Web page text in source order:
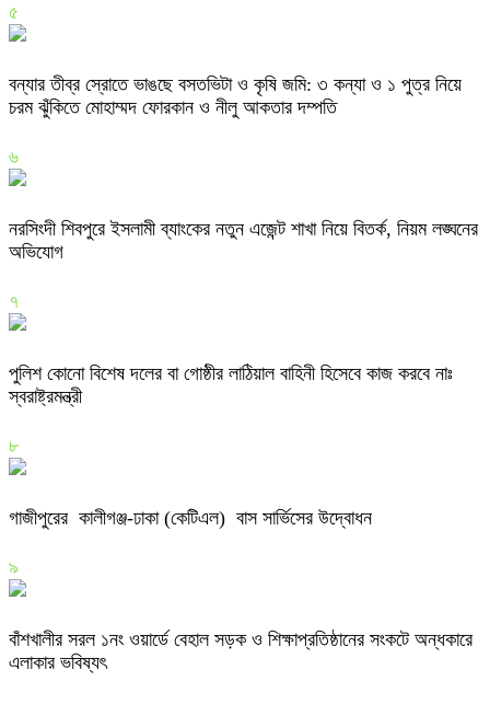
৫
বন্যার তীব্র স্রোতে ভাঙছে বসতভিটা ও কৃষি জমি: ৩ কন্যা ও ১ পুত্র নিয়ে
চরম ঝুঁকিতে মোহাম্মদ ফোরকান ও নীলু আকতার দম্পতি
৬
নরসিংদী শিবপুরে ইসলামী ব্যাংকের নতুন এজেন্ট শাখা নিয়ে বিতর্ক, নিয়ম লঙ্ঘনের
অভিযোগ
৭
পুলিশ কোনো বিশেষ দলের বা গোষ্ঠীর লাঠিয়াল বাহিনী হিসেবে কাজ করবে নাঃ
স্বরাষ্ট্রমন্ত্রী
৮
গাজীপুরের কালীগঞ্জ-ঢাকা (কেটিএল) বাস সার্ভিসের উদ্বোধন
৯
বাঁশখালীর সরল ১নং ওয়ার্ডে বেহাল সড়ক ও শিক্ষাপ্রতিষ্ঠানের সংকটে অন্ধকারে
এলাকার ভবিষ্যৎ